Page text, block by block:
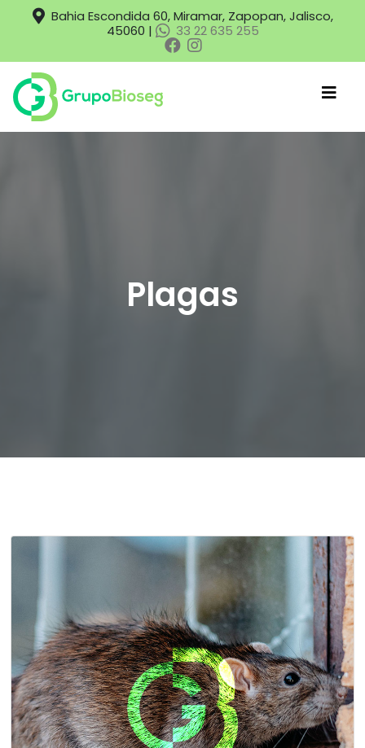
Bahia Escondida 60, Miramar, Zapopan, Jalisco,
45060 |
33 22 635 255
Plagas